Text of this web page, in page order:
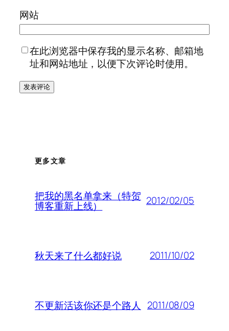
网站
在此浏览器中保存我的显示名称、邮箱地
址和网站地址，以便下次评论时使用。
更多文章
把我的黑名单拿来（特贺
博客重新上线） 2012/02/05
秋天来了什么都好说 2011/10/02
不更新活该你还是个路人 2011/08/09